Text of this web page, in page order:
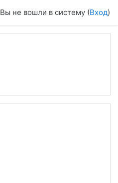
Вы не вошли в систему (Вход)